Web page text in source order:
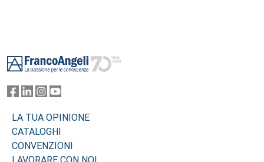
LA TUA OPINIONE
CATALOGHI
CONVENZIONI